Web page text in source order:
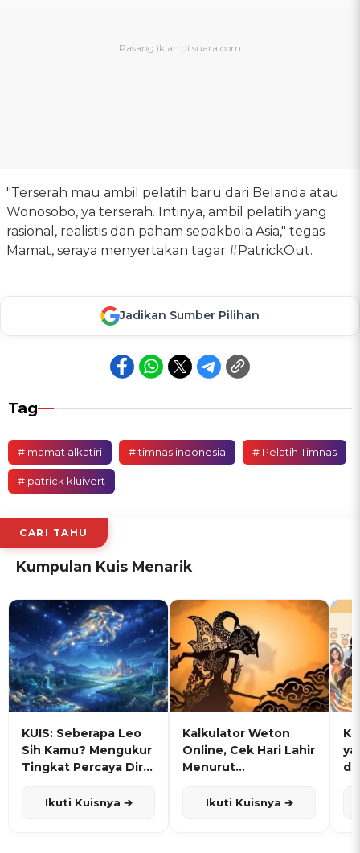
"Terserah mau ambil pelatih baru dari Belanda atau
Wonosobo, ya terserah. Intinya, ambil pelatih yang
rasional, realistis dan paham sepakbola Asia," tegas
Mamat, seraya menyertakan tagar #PatrickOut.
Jadikan Sumber Pilihan
Tag
# mamat alkatiri # timnas indonesia # Pelatih Timnas
# patrick kluivert
CARI TAHU
Kumpulan Kuis Menarik
KUIS: Seberapa Leo
Sih Kamu? Mengukur
Tingkat Percaya Diri
Ikuti Kuisnya ➔
Kalkulator Weton
Online, Cek Hari Lahir
Menurut
Ikuti Kuisnya ➔